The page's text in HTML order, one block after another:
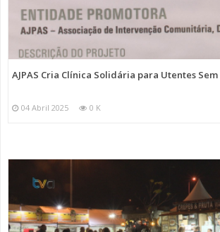
AJPAS Cria Clínica Solidária para Utentes
04 Abril 2025 0 K